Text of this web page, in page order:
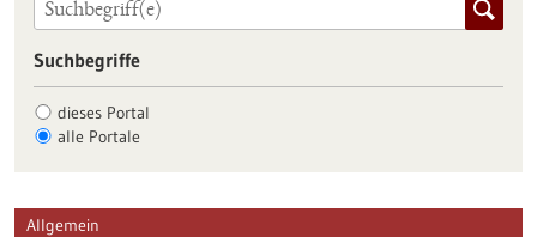
Suchbegriffe
dieses Portal
alle Portale
Allgemein